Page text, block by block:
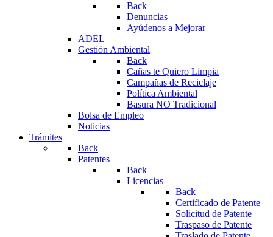
Back
Denuncias
Ayúdenos a Mejorar
ADEL
Gestión Ambiental
Back
Cañas te Quiero Limpia
Campañas de Reciclaje
Política Ambiental
Basura NO Tradicional
Bolsa de Empleo
Noticias
Trámites
Back
Patentes
Back
Licencias
Back
Certificado de Patente
Solicitud de Patente
Traspaso de Patente